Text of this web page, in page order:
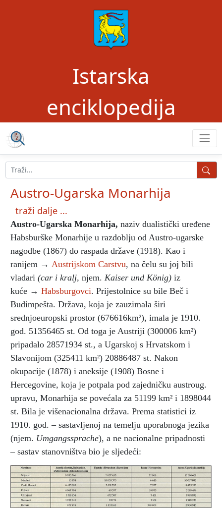
Istarska
enciklopedija
Austro-Ugarska Monarhija
traži dalje ...
Austro-Ugarska Monarhija, naziv dualistički uređene
Habsburške Monarhije u razdoblju od Austro-ugarske
nagodbe (1867) do raspada države (1918). Kao i
ranijem → Austrijskom Carstvu, na čelu su joj bili
vladari (car i kralj, njem. Kaiser und König) iz
kuće → Habsburgovci. Prijestolnice su bile Beč i
Budimpešta. Država, koja je zauzimala širi
srednjoeuropski prostor (676616km²), imala je 1910.
god. 51356465 st. Od toga je Austriji (300006 km²)
pripadalo 28571934 st., a Ugarskoj s Hrvatskom i
Slavonijom (325411 km²) 20886487 st. Nakon
okupacije (1878) i aneksije (1908) Bosne i
Hercegovine, koja je potpala pod zajedničku austroug.
upravu, Monarhija se povećala za 51199 km² i 1898044
st. Bila je višenacionalna država. Prema statistici iz
1910. god. – sastavljenoj na temelju uporabnoga jezika
(njem. Umgangssprache), a ne nacionalne pripadnosti
– sastav stanovništva bio je sljedeći: